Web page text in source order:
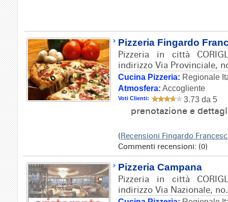
Pizzeria Fingardo
Pizzeria in città
indirizzo Via Provinciale,
Cucina Pizzeria: Regionale
Atmosfera: Accogliente
Voti Clienti: 3.73 da 5
prenotazione e
(Recensioni Fingardo
Commenti recensioni: (0)
Pizzeria Campana
Pizzeria in città
indirizzo Via Nazionale,